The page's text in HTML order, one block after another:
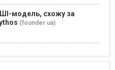
модель, схожу за
(founder.ua)